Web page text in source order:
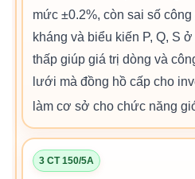
mức ±0.2%, còn sai số
kháng và biểu kiến P, Q, S
thấp giúp giá trị dòng và
lưới mà đồng hồ cấp cho
làm cơ sở cho chức năng
3 CT 150/5A